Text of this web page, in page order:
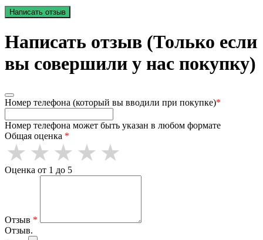
Написать отзыв
Написать отзыв (Только если
вы совершили у нас покупку)
Номер телефона (который вы вводили при покупке)*
Номер телефона может быть указан в любом формате
Общая оценка *
Оценка от 1 до 5
Отзыв *
Отзыв.